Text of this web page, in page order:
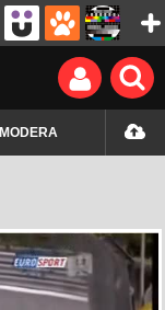
MODERA